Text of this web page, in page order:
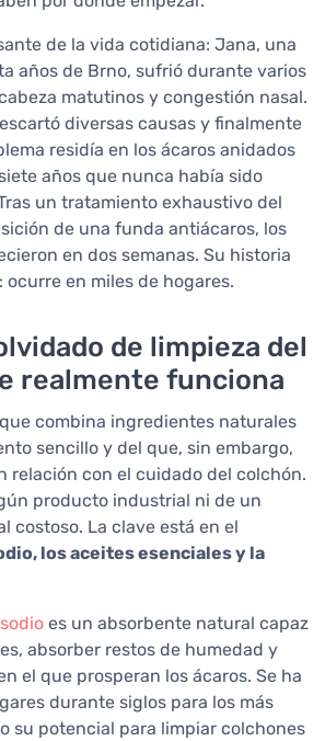
de la vida cotidiana: Jana, una
años de Brno, sufrió durante varios
matutinos y congestión nasal.
diversas causas y finalmente
residía en los ácaros anidados
años que nunca había sido
un tratamiento exhaustivo del
de una funda antiácaros, los
en dos semanas. Su historia
ocurre en miles de hogares.
de limpieza del
realmente funciona
combina ingredientes naturales
sencillo y del que, sin embargo,
relación con el cuidado del colchón.
producto industrial ni de un
costoso. La clave está en el
los aceites esenciales y la
sodio es un absorbente natural capaz
absorber restos de humedad y
el que prosperan los ácaros. Se ha
durante siglos para los más
su potencial para limpiar colchones